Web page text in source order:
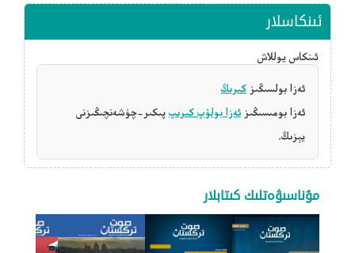
ئىنكاسلار
ئىنكاس يوللاش
ئەزا بولسىڭىز كىرىڭ
ئەزا بومىسىڭىز ئەزا بولۇپ كىرىپ پىكىر-چۈشەنچىڭىزنى
يېزىڭ.
مۇناسىۋەتلىك كىتابلار